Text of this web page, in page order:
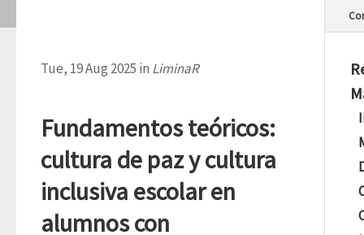
Tue, 19 Aug 2025 in LiminaR
Fundamentos teóricos:
cultura de paz y cultura
inclusiva escolar en
alumnos con